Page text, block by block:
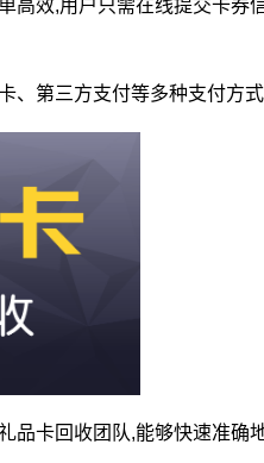
高效,用户只需在线提交卡
、第三方支付等多种支付方
品卡回收团队,能够快速准确